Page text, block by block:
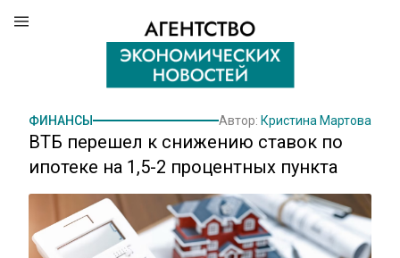
ФИНАНСЫ Автор: Кристина Мартова
ВТБ перешел к снижению ставок по
ипотеке на 1,5-2 процентных пункта